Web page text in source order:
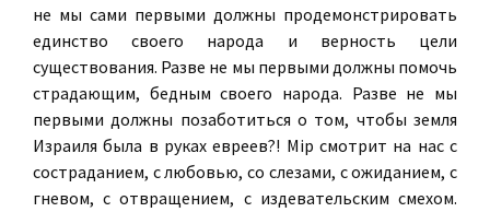
не мы сами первыми должны продемонстрировать
единство своего народа и верность цели
существования. Разве не мы первыми должны помочь
страдающим, бедным своего народа. Разве не мы
первыми должны позаботиться о том, чтобы земля
Израиля была в руках евреев?! Мiр смотрит на нас с
состраданием, с любовью, со слезами, с ожиданием, с
гневом, с отвращением, с издевательским смехом.